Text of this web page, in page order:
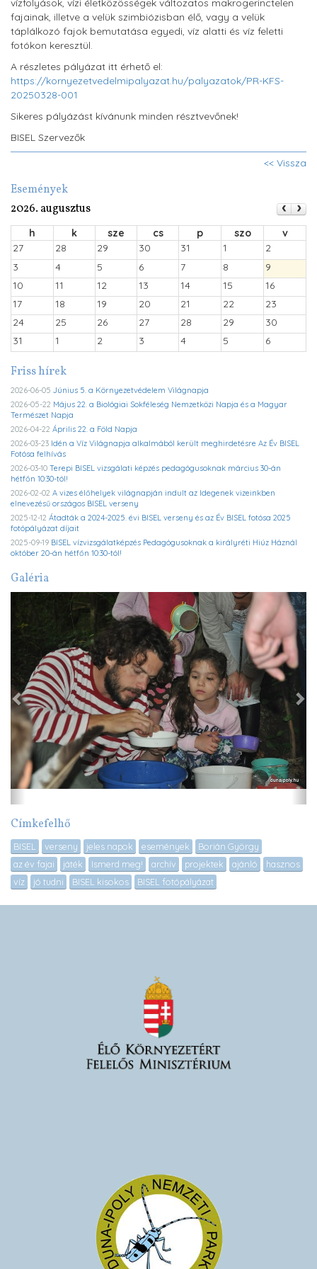
vízfolyások, vízi életközösségek változatos makrogerinctelen
fajainak, illetve a velük szimbiózisban élő, vagy a velük
táplálkozó fajok bemutatása egyedi, víz alatti és víz feletti
fotókon keresztül.
A részletes pályázat itt érhető el:
https://kornyezetvedelmipalyazat.hu/palyazatok/PR-KFS-
20250328-001
Sikeres pályázást kívánunk minden résztvevőnek!
BISEL Szervezők
<< Vissza
Események
2026. augusztus
h k sze cs p szo
v
27
28 29 30 31 1
2
3
4 5 6 7 8
9
10
11 12 13 14 15
16
17
18 19 20 21 22
23
24
25 26 27 28 29
30
31
1 2 3 4 5 6
Friss hírek
2026-06-05 Június 5. a Környezetvédelem Világnapja
2026-05-22 Május 22. a Biológiai Sokféleség Nemzetközi Napja és a Magyar
Természet Napja
2026-04-22 Április 22. a Föld Napja
2026-03-23 Idén a Víz Világnapja alkalmából került meghirdetésre Az Év BISEL
Fotósa felhívás
2026-03-10 Terepi BISEL vizsgálati képzés pedagógusoknak március 30-án
hétfőn 10:30-tól!
2026-02-02 A vizes élőhelyek világnapján indult az Idegenek vizeinkben
elnevezésű országos BISEL verseny
2025-12-12 Átadták a 2024-2025. évi BISEL verseny és az Év BISEL fotósa 2025
fotópályázat díjait
2025-09-19 BISEL vízvizsgálatképzés Pedagógusoknak a királyréti Hiúz Háznál
október 20-án hétfőn 10:30-tól!
Galéria
Previous
Címkefelhő
BISEL verseny jeles napok események
Borián György
az év fajai
játék Ismerd meg! archív projektek ajánló
hasznos
víz
jó tudni BISEL kisokos BISEL fotópályázat